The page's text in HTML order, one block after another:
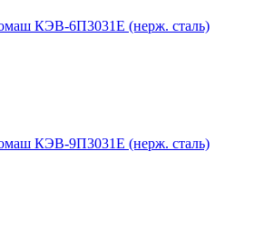
КЭВ-6П3031E (нерж. сталь)
КЭВ-9П3031E (нерж. сталь)